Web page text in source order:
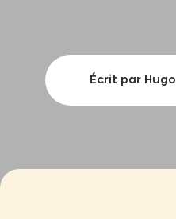
Écrit par Hugo